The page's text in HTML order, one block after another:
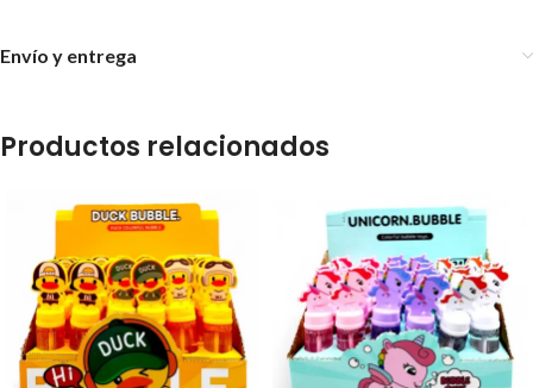
Envío y entrega
Productos relacionados